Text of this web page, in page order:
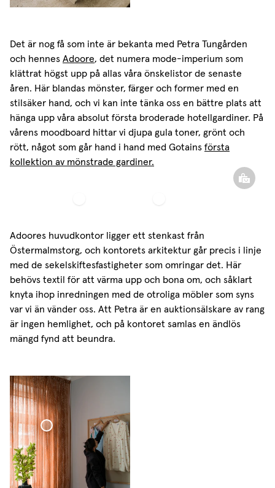
Det är nog få som inte är bekanta med Petra Tungården
och hennes Adoore, det numera mode-imperium som
klättrat högst upp på allas våra önskelistor de senaste
åren. Här blandas mönster, färger och former med en
stilsäker hand, och vi kan inte tänka oss en bättre plats att
hänga upp våra absolut första broderade hotellgardiner. På
vårens moodboard hittar vi djupa gula toner, grönt och
rött, något som går hand i hand med Gotains första
kollektion av mönstrade gardiner.
Adoores huvudkontor ligger ett stenkast från
Östermalmstorg, och kontorets arkitektur går precis i linje
med de sekelskiftesfastigheter som omringar det. Här
behövs textil för att värma upp och bona om, och såklart
knyta ihop inredningen med de otroliga möbler som syns
var vi än vänder oss. Att Petra är en auktionsälskare av rang
är ingen hemlighet, och på kontoret samlas en ändlös
mängd fynd att beundra.
Broderad
Hotellgardin